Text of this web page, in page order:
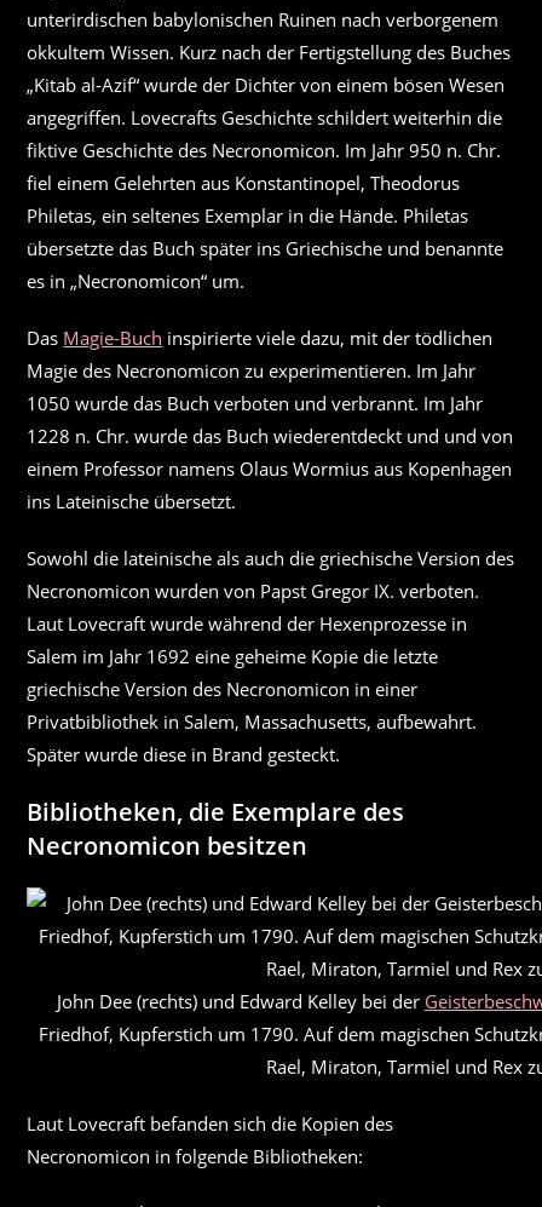
unterirdischen babylonischen Ruinen nach verborgenem
okkultem Wissen. Kurz nach der Fertigstellung des Buches
„Kitab al-Azif“ wurde der Dichter von einem bösen Wesen
angegriffen. Lovecrafts Geschichte schildert weiterhin die
fiktive Geschichte des Necronomicon. Im Jahr 950 n. Chr.
fiel einem Gelehrten aus Konstantinopel, Theodorus
Philetas, ein seltenes Exemplar in die Hände. Philetas
übersetzte das Buch später ins Griechische und benannte
es in „Necronomicon“ um.
Das Magie-Buch inspirierte viele dazu, mit der tödlichen
Magie des Necronomicon zu experimentieren. Im Jahr
1050 wurde das Buch verboten und verbrannt. Im Jahr
1228 n. Chr. wurde das Buch wiederentdeckt und und von
einem Professor namens Olaus Wormius aus Kopenhagen
ins Lateinische übersetzt.
Sowohl die lateinische als auch die griechische Version des
Necronomicon wurden von Papst Gregor IX. verboten.
Laut Lovecraft wurde während der Hexenprozesse in
Salem im Jahr 1692 eine geheime Kopie die letzte
griechische Version des Necronomicon in einer
Privatbibliothek in Salem, Massachusetts, aufbewahrt.
Später wurde diese in Brand gesteckt.
Bibliotheken, die Exemplare des
Necronomicon besitzen
John Dee (rechts) und Edward Kelley bei der
Friedhof, Kupferstich um 1790. Auf dem magischen
Rael, Miraton, Tarmiel und Rex
Laut Lovecraft befanden sich die Kopien des
Necronomicon in folgende Bibliotheken: